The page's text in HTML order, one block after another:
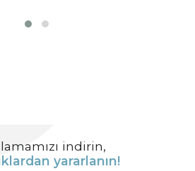
indirin,
yararlanın!